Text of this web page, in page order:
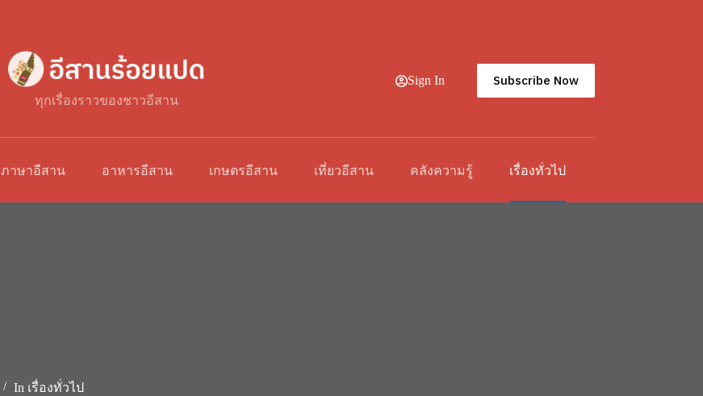
ทุกเรื่องราวของชาวอีสาน
Sign In Subscribe Now
ภาษาอีสาน อาหารอีสาน เกษตรอีสาน เที่ยวอีสาน คลังความรู้ เรื่องทั่วไป
In เรื่องทั่วไป